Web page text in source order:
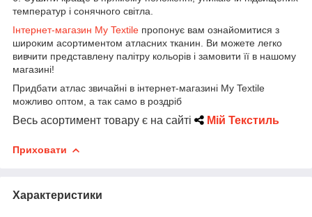
температур і сонячного світла.
Інтернет-магазин My Textile пропонує вам ознайомитися з
широким асортиментом атласних тканин. Ви можете легко
вивчити представлену палітру кольорів і замовити її в нашому
магазині!
Придбати атлас звичайні в інтернет-магазині My Textile
можливо оптом, а так само в роздріб
Весь асортимент товару є на сайті Мій Текстиль
Приховати
Характеристики